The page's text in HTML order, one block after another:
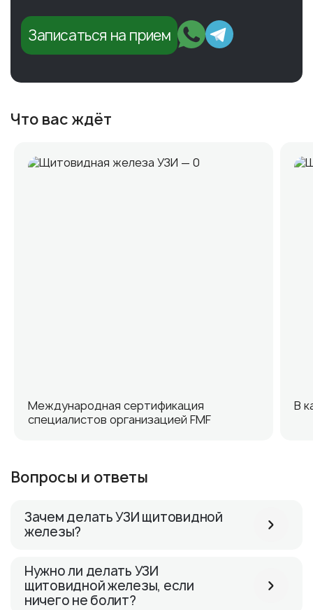
Записаться на прием
Что вас ждёт
Международная сертификация
специалистов организацией FMF
В
Вопросы и ответы
Зачем делать УЗИ щитовидной
железы?
Нужно ли делать УЗИ
щитовидной железы, если
ничего не болит?